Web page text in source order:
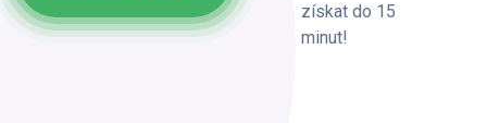
získat do 15
minut!